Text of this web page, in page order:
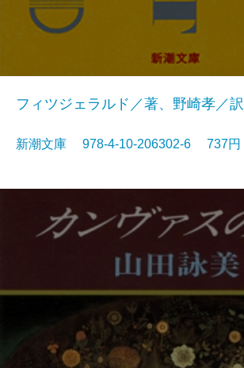
フィツジェラルド／著、野崎孝／訳
新潮文庫 978-4-10-206302-6 737